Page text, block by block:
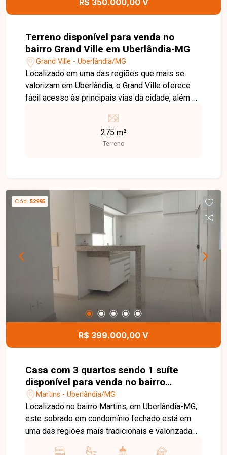
R$ 350.000,00 V
Terreno disponível para venda no
bairro Grand Ville em Uberlândia-MG
Grand Ville - Uberlândia/MG
Localizado em uma das regiões que mais se
valorizam em Uberlândia, o Grand Ville oferece
fácil acesso às principais vias da cidade, além de
conveniências. É uma excelente opção para quem
deseja construir em um condomínio que alia
segurança, tranquilidade e qualidade de vida.
excelente aproveitamento para diversos projetos
arquitetônicos. A topografia plana facilita a
construção e reduz custos com terraplenagem,
tornando este terreno uma excelente
oportunidade para morar ou investir. Entre em
contato com a Delta Imóveis para mais
informações e agende sua visita. Nossa equipe
está pronta para apresentar todos os detalhes
deste excelente terreno e ajudá-lo a realizar um
ótimo negócio.
275 m²
Terreno
Cód. 52995
R$ 399.000,00 V
Casa com 3 quartos sendo 1 suíte
disponível para venda no bairro
Martins em Uberlândia-MG
Martins - Uberlândia/MG
Localizado no bairro Martins, em Uberlândia-MG,
este sobrado em condomínio fechado está em
uma das regiões mais tradicionais e valorizadas